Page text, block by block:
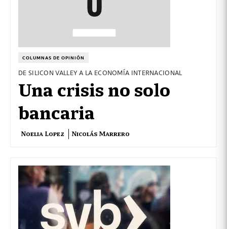
COLUMNAS DE OPINIÓN
DE SILICON VALLEY A LA ECONOMÍA INTERNACIONAL
Una crisis no solo
bancaria
Noelia Lopez Nicolás Marrero